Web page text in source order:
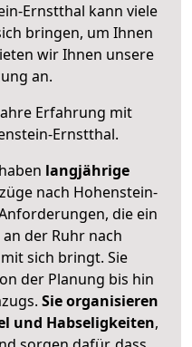
Ernstthal kann viele
bringen, um Ihnen
wir Ihnen unsere
an.
Erfahrung mit
Ernstthal.
langjährige
nach Hohenstein-
die ein
der Ruhr nach
sich bringt. Sie
der Planung bis hin
Sie organisieren
und Habseligkeiten,